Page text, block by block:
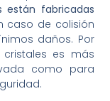
están fabricadas
caso de colisión
daños. Por
es más
como para